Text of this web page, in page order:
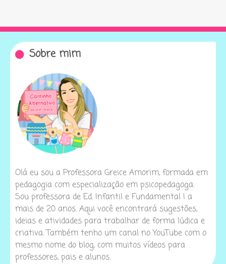
Sobre mim
Olá eu sou a Professora Greice Amorim, formada em
pedagogia com especialização em psicopedagoga.
Sou professora de Ed. Infantil e Fundamental I a
mais de 20 anos. Aqui você encontrará sugestões,
ideias e atividades para trabalhar de forma lúdica e
criativa. Também tenho um canal no YouTube com o
mesmo nome do blog, com muitos vídeos para
professores, pais e alunos.